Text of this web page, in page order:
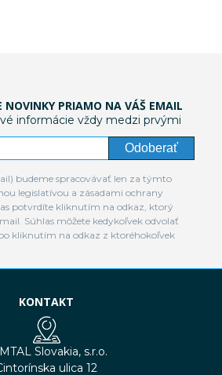
NOVINKY PRIAMO NA VÁŠ EMAIL
informácie vždy medzi prvými
Odoberať
budeme spracovávať len za týmto
legislatívou a zásadami ochrany
potvrdíte kliknutím na odkaz, ktorý
Súhlas môžete kedykoľvek odvolať
kliknutím na odkaz z ktoréhokoľvek
KONTAKT
Slovakia, s.r.o.
ulica 12